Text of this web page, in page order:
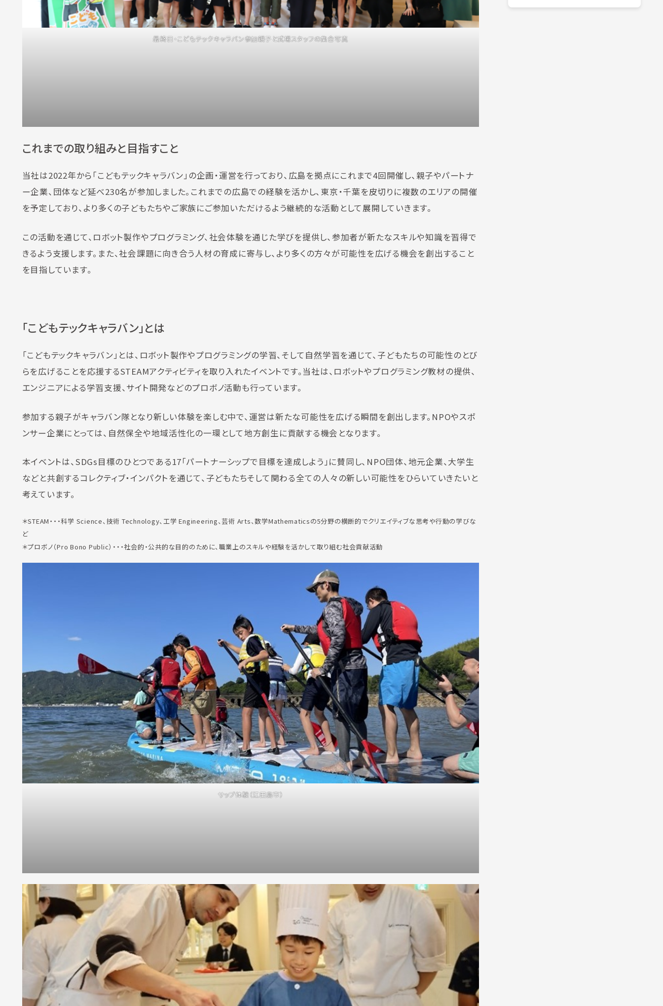
最終日・こどもテックキャラバン参加親子と式場スタッフの集合写真
これまでの取り組みと目指すこと
当社は2022年から「こどもテックキャラバン」の企画・運営を行っており、広島を拠点にこれまで4回開催し、親子やパートナ
ー企業、団体など延べ230名が参加しました。これまでの広島での経験を活かし、東京・千葉を皮切りに複数のエリアの開催
を予定しており、より多くの子どもたちやご家族にご参加いただけるよう継続的な活動として展開していきます。
この活動を通じて、ロボット製作やプログラミング、社会体験を通じた学びを提供し、参加者が新たなスキルや知識を習得で
きるよう支援します。また、社会課題に向き合う人材の育成に寄与し、より多くの方々が可能性を広げる機会を創出すること
を目指しています。
「こどもテックキャラバン」とは
「こどもテックキャラバン」とは、ロボット製作やプログラミングの学習、そして自然学習を通じて、子どもたちの可能性のとび
らを広げることを応援するSTEAMアクティビティを取り入れたイベントです。当社は、ロボットやプログラミング教材の提供、
エンジニアによる学習支援、サイト開発などのプロボノ活動も行っています。
参加する親子がキャラバン隊となり新しい体験を楽しむ中で、運営は新たな可能性を広げる瞬間を創出します。NPOやスポ
ンサー企業にとっては、自然保全や地域活性化の一環として地方創生に貢献する機会となります。
本イベントは、SDGs目標のひとつである17「パートナーシップで目標を達成しよう」に賛同し、NPO団体、地元企業、大学生
などと共創するコレクティブ・インパクトを通じて、子どもたちそして関わる全ての人々の新しい可能性をひらいていきたいと
考えています。
＊STEAM・・・科学 Science、技術 Technology、工学 Engineering、芸術 Arts、数学Mathematicsの5分野の横断的でクリエイティブな思考や行動の学びな
ど
＊プロボノ（Pro Bono Public）・・・社会的・公共的な目的のために、職業上のスキルや経験を活かして取り組む社会貢献活動
サップ体験（江田島市）